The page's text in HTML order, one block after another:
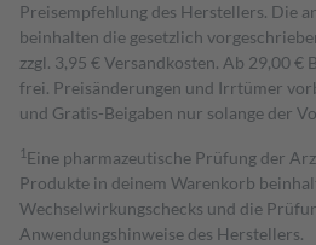
Preisempfehlung des Herstellers. Die
beinhalten die gesetzlich
zzgl. 3,95 € Versandkosten. Ab 29,00
frei. Preisänderungen und Irrtümer
und Gratis-Beigaben nur solange der
1 Eine pharmazeutische Prüfung der
Produkte in deinem Warenkorb
Wechselwirkungschecks und die
Anwendungshinweise des Herstellers.